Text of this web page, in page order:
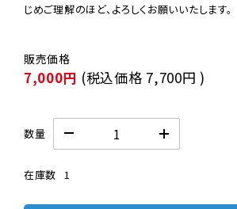
じめご理解のほど、よろしくお願いいたします。
7,000円 (税込価格 7,700円 )
数量
在庫数 1